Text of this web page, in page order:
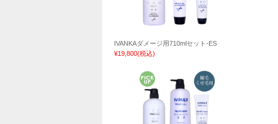
IVANKAダメージ用710mlセット-ES
¥19,800(税込)